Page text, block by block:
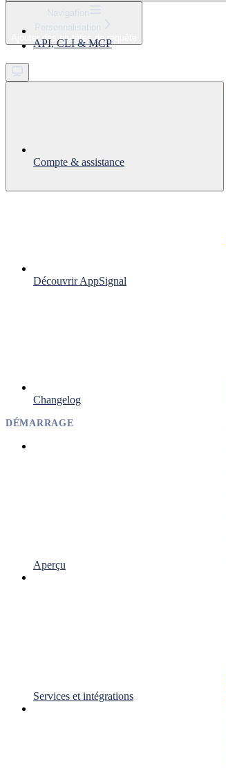
Get started
Ajouter des en-têtes de requête
API, CLI & MCP
Compte & assistance
Découvrir AppSignal
Changelog
DÉMARRAGE
Aperçu
Services et intégrations